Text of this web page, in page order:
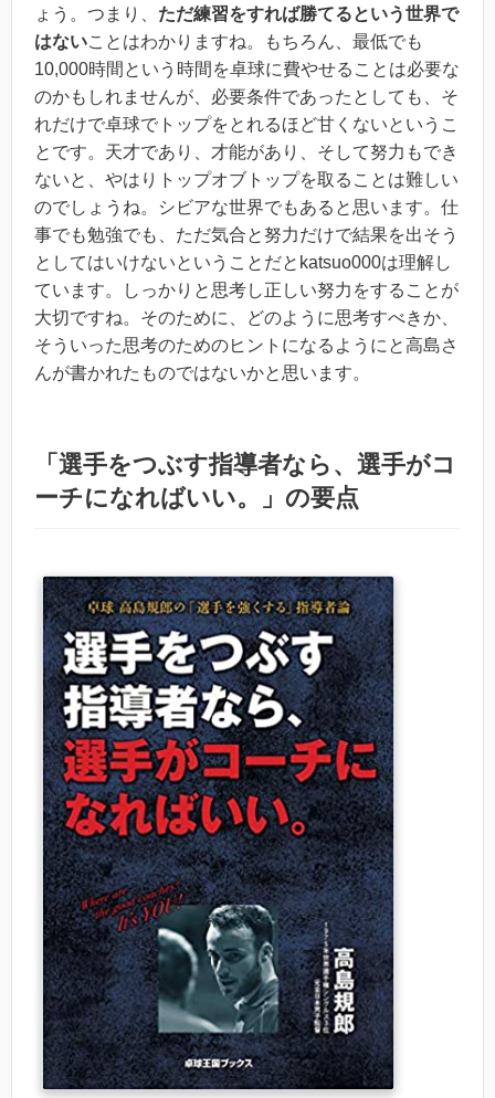
ょう。つまり、 ただ練習をすれば勝てるという世界で
はないことはわかりますね。もちろん、最低でも
10,000時間という時間を卓球に費やせることは必要な
のかもしれませんが、必要条件であったとしても、そ
れだけで卓球でトップをとれるほど甘くないというこ
とです。天才であり、才能があり、そして努力もでき
ないと、やはりトップオブトップを取ることは難しい
のでしょうね。シビアな世界でもあると思います。仕
事でも勉強でも、ただ気合と努力だけで結果を出そう
としてはいけないということだとkatsuo000は理解し
ています。しっかりと思考し正しい努力をすることが
大切ですね。そのために、どのように思考すべきか、
そういった思考のためのヒントになるようにと高島さ
んが書かれたものではないかと思います。
「選手をつぶす指導者なら、選手がコ
ーチになればいい。」の要点